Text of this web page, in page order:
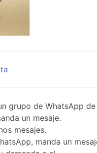
grupo de WhatsApp
un mesaje.
mesajes.
manda un